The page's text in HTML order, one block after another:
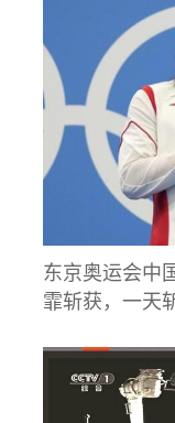
东京奥运会中
霏斩获，一天